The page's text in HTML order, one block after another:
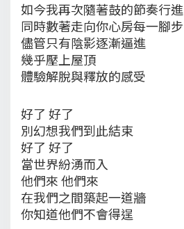
如今我再次隨著鼓的節奏行進
同時數著走向你心房每一腳步
儘管只有陰影逐漸逼進
幾乎壓上屋頂
體驗解脫與釋放的感受
好了 好了
別幻想我們到此結束
好了 好了
當世界紛湧而入
他們來 他們來
在我們之間築起一道牆
你知道他們不會得逞